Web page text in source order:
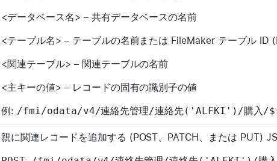
<データベース名> – 共有データベースの名前
<テーブル名> – テーブルの名前または FileMaker テーブル ID
<関連テーブル> – 関連テーブルの名前
<主キーの値> – レコードの固有の識別子の値
例: /fmi/odata/v4/連絡先管理/連絡先('ALFKI')/購入/
親に関連レコードを追加する (POST、PATCH、または PUT)